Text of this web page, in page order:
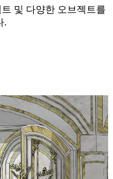
및 다양한 오브젝트를
.